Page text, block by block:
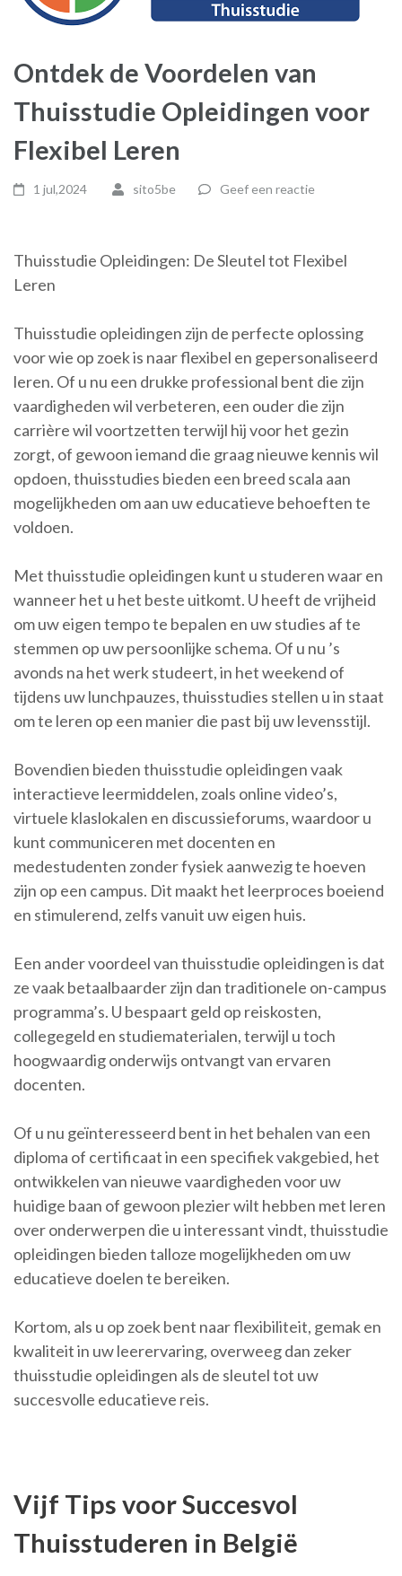
Ontdek de Voordelen van
Thuisstudie Opleidingen voor
Flexibel Leren
1 jul,2024 sito5be Geef een reactie
Thuisstudie Opleidingen: De Sleutel tot Flexibel
Leren
Thuisstudie opleidingen zijn de perfecte oplossing
voor wie op zoek is naar flexibel en gepersonaliseerd
leren. Of u nu een drukke professional bent die zijn
vaardigheden wil verbeteren, een ouder die zijn
carrière wil voortzetten terwijl hij voor het gezin
zorgt, of gewoon iemand die graag nieuwe kennis wil
opdoen, thuisstudies bieden een breed scala aan
mogelijkheden om aan uw educatieve behoeften te
voldoen.
Met thuisstudie opleidingen kunt u studeren waar en
wanneer het u het beste uitkomt. U heeft de vrijheid
om uw eigen tempo te bepalen en uw studies af te
stemmen op uw persoonlijke schema. Of u nu ’s
avonds na het werk studeert, in het weekend of
tijdens uw lunchpauzes, thuisstudies stellen u in staat
om te leren op een manier die past bij uw levensstijl.
Bovendien bieden thuisstudie opleidingen vaak
interactieve leermiddelen, zoals online video’s,
virtuele klaslokalen en discussieforums, waardoor u
kunt communiceren met docenten en
medestudenten zonder fysiek aanwezig te hoeven
zijn op een campus. Dit maakt het leerproces boeiend
en stimulerend, zelfs vanuit uw eigen huis.
Een ander voordeel van thuisstudie opleidingen is dat
ze vaak betaalbaarder zijn dan traditionele on-campus
programma’s. U bespaart geld op reiskosten,
collegegeld en studiematerialen, terwijl u toch
hoogwaardig onderwijs ontvangt van ervaren
docenten.
Of u nu geïnteresseerd bent in het behalen van een
diploma of certificaat in een specifiek vakgebied, het
ontwikkelen van nieuwe vaardigheden voor uw
huidige baan of gewoon plezier wilt hebben met leren
over onderwerpen die u interessant vindt, thuisstudie
opleidingen bieden talloze mogelijkheden om uw
educatieve doelen te bereiken.
Kortom, als u op zoek bent naar flexibiliteit, gemak en
kwaliteit in uw leerervaring, overweeg dan zeker
thuisstudie opleidingen als de sleutel tot uw
succesvolle educatieve reis.
Vijf Tips voor Succesvol
Thuisstuderen in België